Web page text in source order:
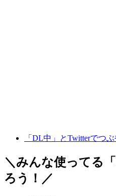
「DL中」とTwitterでつぶ
＼みんな使ってる「
ろう！／